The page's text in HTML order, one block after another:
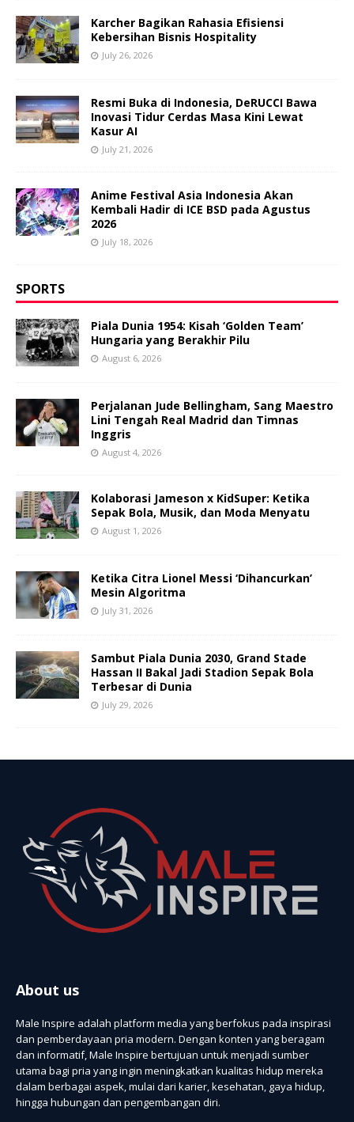
Karcher Bagikan Rahasia Efisiensi
Kebersihan Bisnis Hospitality
July 26, 2026
Resmi Buka di Indonesia, DeRUCCI Bawa
Inovasi Tidur Cerdas Masa Kini Lewat
Kasur AI
July 21, 2026
Anime Festival Asia Indonesia Akan
Kembali Hadir di ICE BSD pada Agustus
2026
July 18, 2026
SPORTS
Piala Dunia 1954: Kisah ‘Golden Team’
Hungaria yang Berakhir Pilu
August 6, 2026
Perjalanan Jude Bellingham, Sang Maestro
Lini Tengah Real Madrid dan Timnas
Inggris
August 4, 2026
Kolaborasi Jameson x KidSuper: Ketika
Sepak Bola, Musik, dan Moda Menyatu
August 1, 2026
Ketika Citra Lionel Messi ‘Dihancurkan’
Mesin Algoritma
July 31, 2026
Sambut Piala Dunia 2030, Grand Stade
Hassan II Bakal Jadi Stadion Sepak Bola
Terbesar di Dunia
July 29, 2026
About us
Male Inspire adalah platform media yang berfokus pada inspirasi
dan pemberdayaan pria modern. Dengan konten yang beragam
dan informatif, Male Inspire bertujuan untuk menjadi sumber
utama bagi pria yang ingin meningkatkan kualitas hidup mereka
dalam berbagai aspek, mulai dari karier, kesehatan, gaya hidup,
hingga hubungan dan pengembangan diri.